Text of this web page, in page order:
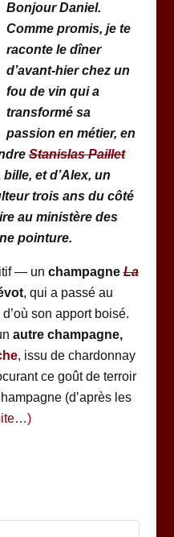
Bonjour Daniel.
Comme promis, je te
raconte le dîner
d’avant-hier chez un
fou de vin qui a
transformé sa
passion en métier, en
Stanislas Paillet
et d’Alex, un
trois ans du côté
au ministère des
pointure.
— un champagneLa
, qui a passé au
son apport boisé.
autre champagne,
, issu de chardonnay
ce goût de terroir
(d’après les